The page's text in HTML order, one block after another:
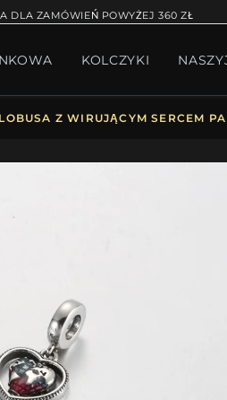
DLA ZAMÓWIEŃ POWYŻEJ 360 ZŁ
NA NOGĘ
KOLCZYKI
Z WIRUJĄCYM SERCEM